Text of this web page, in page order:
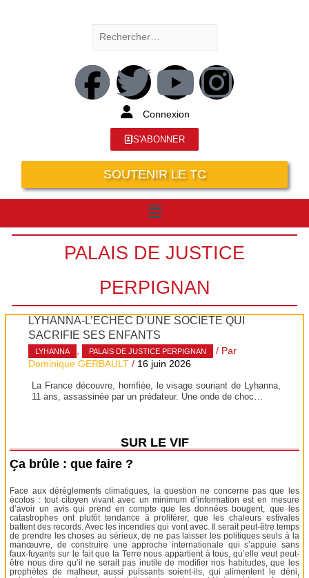
Connexion
S'ABONNER
SOUTENIR LE TC
PALAIS DE JUSTICE
PERPIGNAN
LYHANNA-L’ÉCHEC D’UNE SOCIÉTÉ QUI
SACRIFIE SES ENFANTS
LYHANNA , PALAIS DE JUSTICE PERPIGNAN
/ Par
Dominique GERBAULT / 16 juin 2026
La France découvre, horrifiée, le visage souriant de Lyhanna,
11 ans, assassinée par un prédateur. Une onde de choc…
SUR LE VIF
Ça brûle : que faire ?
Face aux dérèglements climatiques, la question ne concerne pas que les
écolos : tout citoyen vivant avec un minimum d’information est en mesure
d’avoir un avis qui prend en compte que les données bougent, que les
catastrophes ont plutôt tendance à proliférer, que les chaleurs estivales
battent des records. Avec les incendies qui vont avec. Il serait peut-être temps
de prendre les choses au sérieux, de ne pas laisser les politiques seuls à la
manœuvre, de construire une approche internationale qui s’appuie sans
faux-fuyants sur le fait que la Terre nous appartient à tous, qu’elle veut peut-
être nous dire qu’il ne serait pas inutile de modifier nos habitudes, que les
prophètes de malheur, aussi puissants soient-ils, qui alimentent le déni,